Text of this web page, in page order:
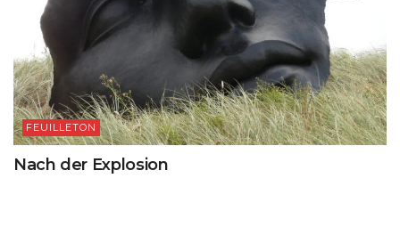
FEUILLETON
Nach der Explosion